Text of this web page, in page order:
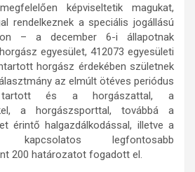
képviseltetik magukat,
rendelkeznek a speciális jogállású
– a december 6-i állapotnak
egyesület, 412073 egyesületi
horgász érdekében születnek
az elmúlt ötéves periódus
és a horgászattal, a
a horgászsporttal, továbbá a
érintő halgazdálkodással, illetve a
kapcsolatos legfontosabb
200 határozatot fogadott el.